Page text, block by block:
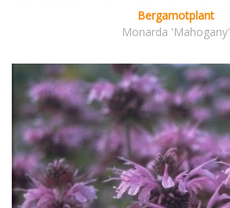
Bergamotplant
Monarda 'Mahogany'